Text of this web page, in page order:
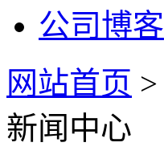
公司博客
网站首页 >
新闻中心